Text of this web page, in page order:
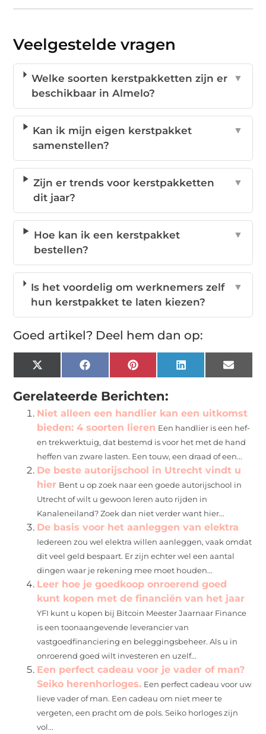
Veelgestelde vragen
Welke soorten kerstpakketten zijn er
beschikbaar in Almelo?
▼
Kan ik mijn eigen kerstpakket
samenstellen?
▼
Zijn er trends voor kerstpakketten
dit jaar?
▼
Hoe kan ik een kerstpakket
bestellen?
▼
Is het voordelig om werknemers zelf
hun kerstpakket te laten kiezen?
▼
Goed artikel? Deel hem dan op:
X
(Twitter)
FacebookPinterest LinkedIn Email
Gerelateerde Berichten:
Niet alleen een handlier kan een uitkomst
bieden: 4 soorten lieren Een handlier is een hef-
en trekwerktuig, dat bestemd is voor het met de hand
heffen van zware lasten. Een touw, een draad of een...
De beste autorijschool in Utrecht vindt u
hier Bent u op zoek naar een goede autorijschool in
Utrecht of wilt u gewoon leren auto rijden in
Kanaleneiland? Zoek dan niet verder want hier...
De basis voor het aanleggen van elektra
Iedereen zou wel elektra willen aanleggen, vaak omdat
dit veel geld bespaart. Er zijn echter wel een aantal
dingen waar je rekening mee moet houden...
Leer hoe je goedkoop onroerend goed
kunt kopen met de financiën van het jaar
YFI kunt u kopen bij Bitcoin Meester Jaarnaar Finance
is een toonaangevende leverancier van
vastgoedfinanciering en beleggingsbeheer. Als u in
onroerend goed wilt investeren en uzelf...
Een perfect cadeau voor je vader of man?
Seiko herenhorloges. Een perfect cadeau voor uw
lieve vader of man. Een cadeau om niet meer te
vergeten, een pracht om de pols. Seiko horloges zijn
vol...